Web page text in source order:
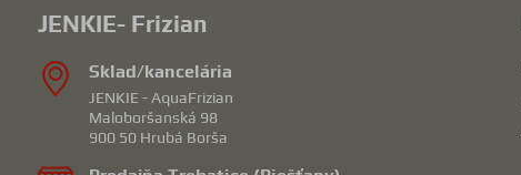
JENKIE- Frizian
Sklad/kancelária
JENKIE - AquaFrizian
Maloboršanská 98
900 50 Hrubá Borša